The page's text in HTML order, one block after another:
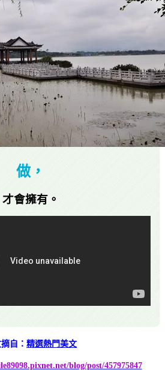
做，
才會擁有。
自： 精選熱門美文
blog/post/457975847